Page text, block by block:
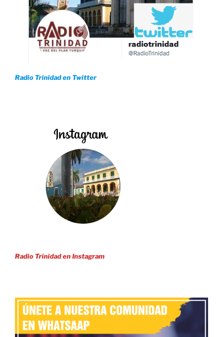
Radio Trinidad en Twitter
Radio Trinidad en Instagram